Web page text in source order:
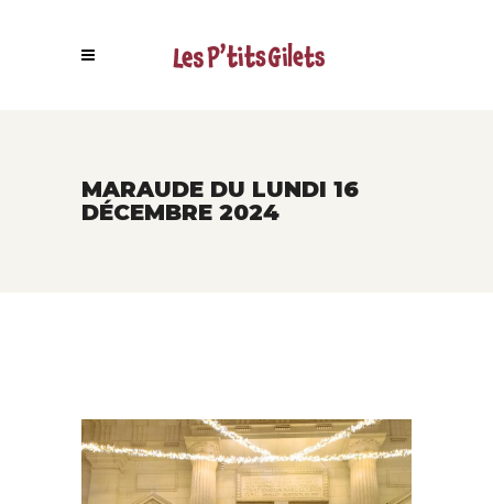
MARAUDE DU LUNDI 16
DÉCEMBRE 2024